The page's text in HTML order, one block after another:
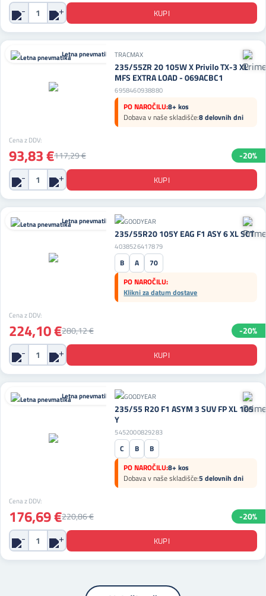
Letna pnevmatika TRACMAX
235/55ZR 20 105W X Privilo TX-3 XL
MFS EXTRA LOAD - 069ACBC1
6958460938880
PO NAROČILU:8+ kos
Dobava v naše skladišče:8 delovnih dni
Cena z DDV:
93,83 €117,29 € -20%
Letna pnevmatika
235/55R20 105Y EAG F1 ASY 6 XL SCT
4038526417879
B A
70
PO NAROČILU:
Klikni za datum dostave
Cena z DDV:
224,10 €280,12 € -20%
Letna pnevmatika
235/55 R20 F1 ASYM 3 SUV FP XL 105
Y
5452000829283
C B
B
PO NAROČILU:8+ kos
Dobava v naše skladišče:5 delovnih dni
Cena z DDV:
176,69 €220,86 € -20%